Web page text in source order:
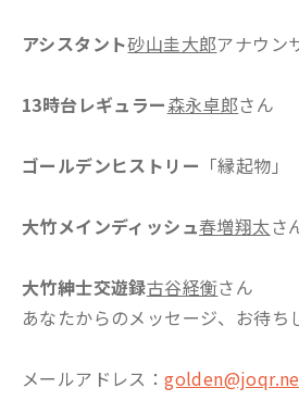
アシスタント砂山圭大郎アナウン
13時台レギュラー森永卓郎さん
ゴールデンヒストリー 「縁起物」
大竹メインディッシュ春増翔太さ
大竹紳士交遊録古谷経衡さん
あなたからのメッセージ、お待ち
メールアドレス：